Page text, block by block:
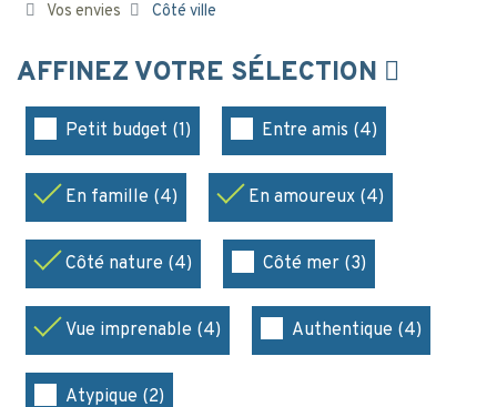
Vos envies Côté ville
AFFINEZ VOTRE SÉLECTION
Petit budget (1) Entre amis (4)
En famille (4) En amoureux (4)
Côté nature (4) Côté mer (3)
Vue imprenable (4) Authentique (4)
Atypique (2)